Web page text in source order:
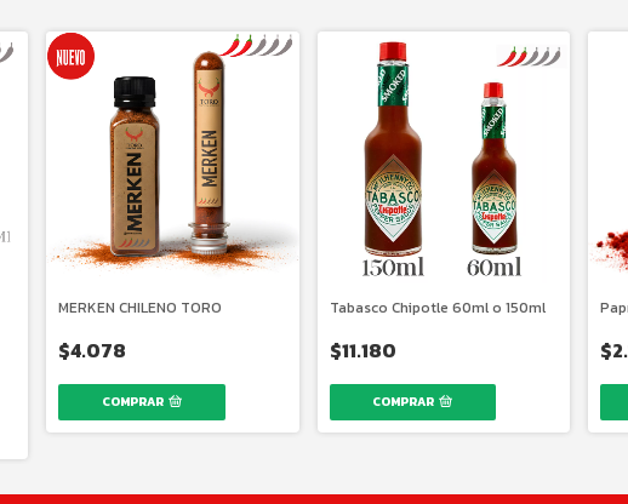
MERKEN CHILENO TORO
$4.078
COMPRAR
Tabasco Chipotle 60ml o 150ml
$11.180
COMPRAR